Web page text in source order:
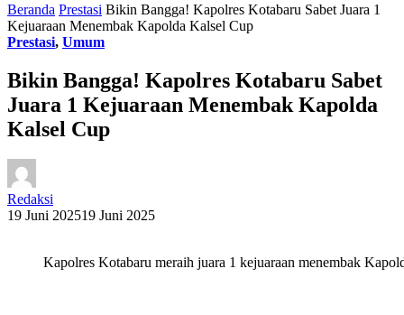
Beranda Prestasi Bikin Bangga! Kapolres Kotabaru Sabet Juara 1
Kejuaraan Menembak Kapolda Kalsel Cup
Prestasi, Umum
Bikin Bangga! Kapolres Kotabaru Sabet
Juara 1 Kejuaraan Menembak Kapolda
Kalsel Cup
Redaksi
19 Juni 202519 Juni 2025
Kapolres Kotabaru meraih juara 1 kejuaraan menembak